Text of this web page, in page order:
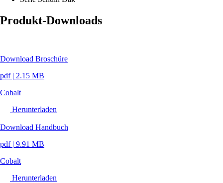
Produkt-Downloads
Download Broschüre
pdf | 2.15 MB
Cobalt
Herunterladen
Download Handbuch
pdf | 9.91 MB
Cobalt
Herunterladen